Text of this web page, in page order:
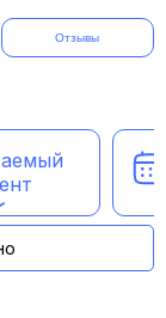
Отзывы